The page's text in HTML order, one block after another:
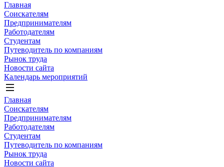
Главная
Соискателям
Предпринимателям
Работодателям
Студентам
Путеводитель по компаниям
Рынок труда
Новости сайта
Календарь мероприятий
Главная
Соискателям
Предпринимателям
Работодателям
Студентам
Путеводитель по компаниям
Рынок труда
Новости сайта